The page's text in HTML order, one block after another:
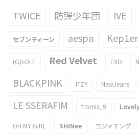
TWICE 防弾少年団 IVE
セブンティーン aespa Kep1er
(G)I-DLE Red Velvet EXO
BLACKPINK ITZY NewJeans
LE SSERAFIM fromis_9
OH MY GIRL SHINee ヨジャチング